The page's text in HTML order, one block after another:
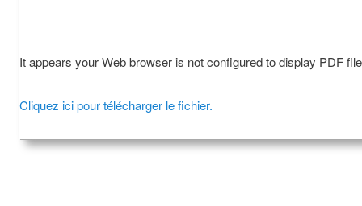
It appears your Web browser is not configured to display PDF
Cliquez ici pour télécharger le fichier.